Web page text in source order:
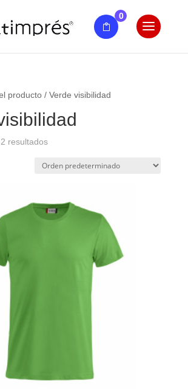
0
producto / Verde visibilidad
resultados